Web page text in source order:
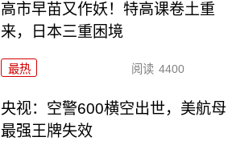
高市早苗又作妖！特高课卷土重
来，日本三重困境
最热 阅读 4400
央视：空警600横空出世，美航母
最强王牌失效